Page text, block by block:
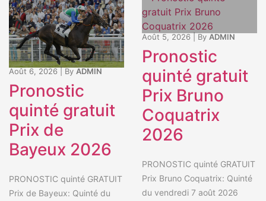
Août 6, 2026 By ADMIN
Pronostic
quinté gratuit
Prix de
Bayeux 2026
PRONOSTIC quinté GRATUIT
Prix de Bayeux: Quinté du
Août 5, 2026 By ADMIN
Pronostic
quinté gratuit
Prix Bruno
Coquatrix
2026
PRONOSTIC quinté GRATUIT
Prix Bruno Coquatrix: Quinté
du vendredi 7 août 2026